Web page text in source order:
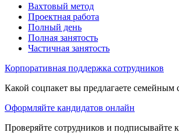
Вахтовый метод
Проектная работа
Полный день
Полная занятость
Частичная занятость
Корпоративная поддержка сотрудников
Какой соцпакет вы предлагаете семейным
Оформляйте кандидатов онлайн
Проверяйте сотрудников и подписывайте